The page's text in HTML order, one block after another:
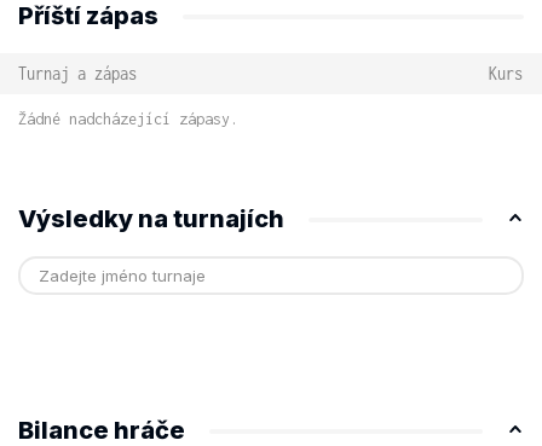
Příští zápas
Turnaj a zápas Kurs
Žádné nadcházející zápasy.
Výsledky na turnajích
Bilance hráče